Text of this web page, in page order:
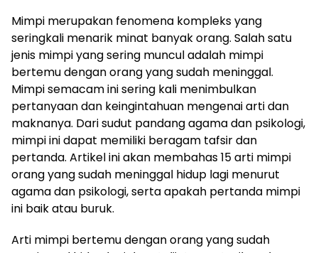
Mimpi merupakan fenomena kompleks yang
seringkali menarik minat banyak orang. Salah satu
jenis mimpi yang sering muncul adalah mimpi
bertemu dengan orang yang sudah meninggal.
Mimpi semacam ini sering kali menimbulkan
pertanyaan dan keingintahuan mengenai arti dan
maknanya. Dari sudut pandang agama dan psikologi,
mimpi ini dapat memiliki beragam tafsir dan
pertanda. Artikel ini akan membahas 15 arti mimpi
orang yang sudah meninggal hidup lagi menurut
agama dan psikologi, serta apakah pertanda mimpi
ini baik atau buruk.
Arti mimpi bertemu dengan orang yang sudah